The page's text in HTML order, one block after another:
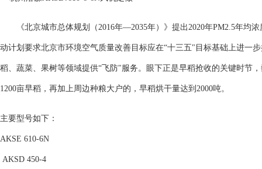
《北京城市总体规划（2016年—2035年）》提出2020年PM2.5年均
动计划要求北京市环境空气质量改善目标应在“十三五"目标基础上进
稻、蔬菜、果树等领域提供“飞防"服务。眼下正是早稻抢收的关键时节
1200亩早稻，再加上周边种粮大户的，早稻烘干量达到2000吨。
主要型号如下：
AKSE 610-6N
AKSD 450-4